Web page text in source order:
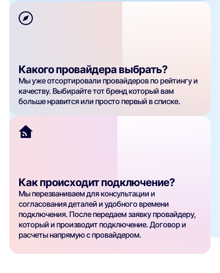
Какого провайдера выбрать?
Мы уже отсортировали провайдеров по рейтингу и
качеству. Выбирайте тот бренд который вам
больше нравится или просто первый в списке.
Как происходит подключение?
Мы перезваниваем для консультации и
согласования деталей и удобного времени
подключения. После передаем заявку провайдеру,
который и производит подключение. Договор и
расчеты напрямую с провайдером.